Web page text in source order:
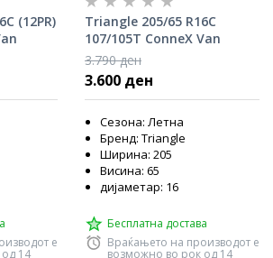
(12PR)
е
14
Triangle 205/65 R16C
107/105T ConneX Van
(TV701)
3.790 ден
3.600 ден
Сезона: Летна
Бренд: Triangle
Ширина: 205
Висина: 65
дијаметар: 16
Бесплатна достава
Враќањето на производот е
возможно во рок од 14